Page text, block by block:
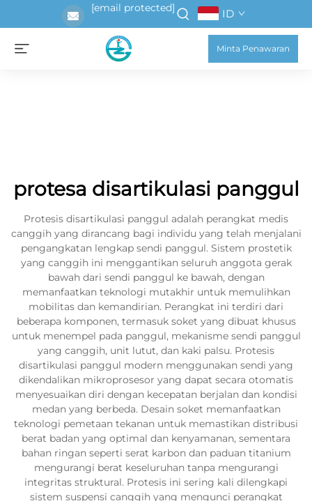
[email protected] ID
Minta Penawaran
protesa disartikulasi panggul
Protesis disartikulasi panggul adalah perangkat medis
canggih yang dirancang bagi individu yang telah menjalani
pengangkatan lengkap sendi panggul. Sistem prostetik
yang canggih ini menggantikan seluruh anggota gerak
bawah dari sendi panggul ke bawah, dengan
memanfaatkan teknologi mutakhir untuk memulihkan
mobilitas dan kemandirian. Perangkat ini terdiri dari
beberapa komponen, termasuk soket yang dibuat khusus
untuk menempel pada panggul, mekanisme sendi panggul
yang canggih, unit lutut, dan kaki palsu. Protesis
disartikulasi panggul modern menggunakan sendi yang
dikendalikan mikroprosesor yang dapat secara otomatis
menyesuaikan diri dengan kecepatan berjalan dan kondisi
medan yang berbeda. Desain soket memanfaatkan
teknologi pemetaan tekanan untuk memastikan distribusi
berat badan yang optimal dan kenyamanan, sementara
bahan ringan seperti serat karbon dan paduan titanium
mengurangi berat keseluruhan tanpa mengurangi
integritas struktural. Protesis ini sering kali dilengkapi
sistem suspensi canggih yang mengunci perangkat